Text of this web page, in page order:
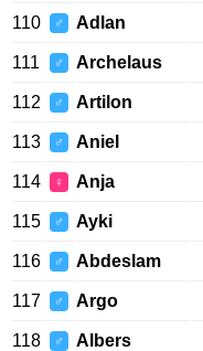
110 ♂ Adlan
111 ♂ Archelaus
112 ♂ Artilon
113 ♂ Aniel
114 ♀ Anja
115 ♂ Ayki
116 ♂ Abdeslam
117 ♂ Argo
118 ♂ Albers